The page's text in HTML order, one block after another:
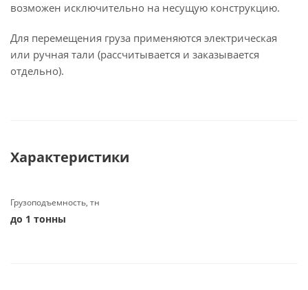
возможен исключительно на несущую конструкцию.
Для перемещения груза применяются электрическая
или ручная тали (рассчитывается и заказывается
отдельно).
Характеристики
Грузоподъемность, тн
до 1 тонны